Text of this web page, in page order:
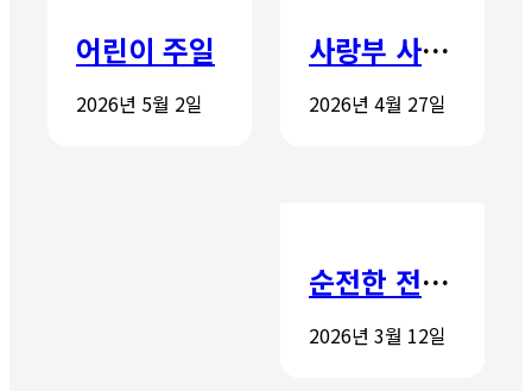
어린이 주일
2026년 5월 2일
사랑부 사랑주일
2026년 4월 27일
순전한 전도학교 개강
2026년 3월 12일